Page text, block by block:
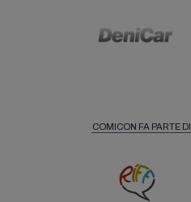
COMICON FA PARTE DI